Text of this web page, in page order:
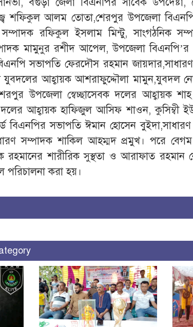
শফিকুল আলম তোতা,শেরপুর উপজেলা
রফিকুল ইসলাম মিন্টু, সাংগঠনিক
মামুনুর রশীদ আপেল, উপজেলা বিএনপি’র
সভাপতি ফেরদৌস রহমান
আহ্বায়ক আশরাফুদ্দৌলা মামুন,যুবদল
উপজেলা স্বেচ্ছাসেবক দলের আহ্বায়ক
দলের আহ্বায়ক হাফিজুল আসিফ শাওন, কুসিম্বী
বিএনপির সভাপতি ঈমান হোসেন
সম্পাদক শাকিল আহম্মদ প্রমুখ। পরে বেগম
রহমানের শারীরিক সুস্থতা ও আরাফাত
পরিচালনা করা হয়।